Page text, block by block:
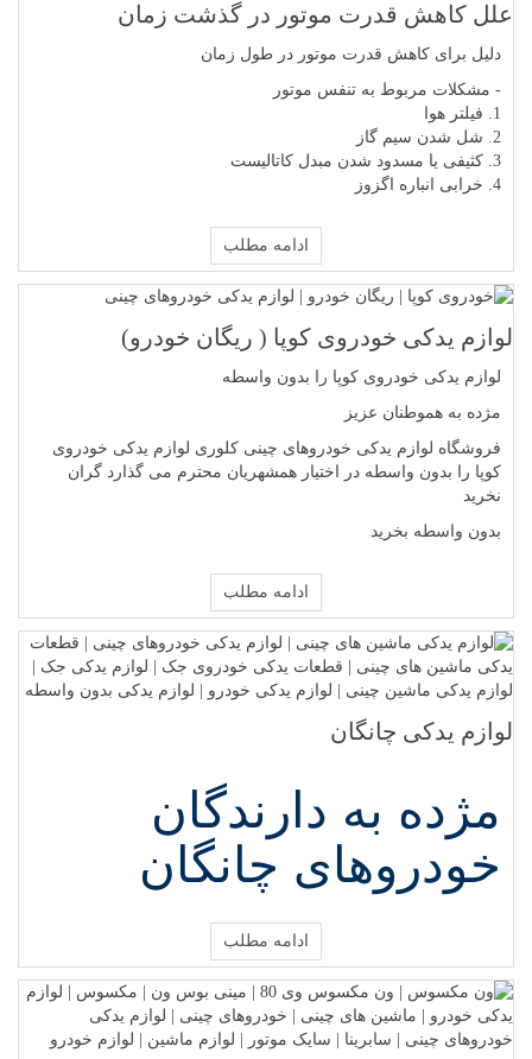
علل کاهش قدرت موتور در گذشت زمان
دلیل برای کاهش قدرت موتور در طول زمان
- مشکلات مربوط به تنفس موتور
1. فیلتر هوا
2. شل شدن سیم گاز
3. کثیفی یا مسدود شدن مبدل کاتالیست
4. خرابی انباره اگزوز
ادامه مطلب
لوازم یدکی خودروی کوپا ( ریگان خودرو)
لوازم یدکی خودروی کوپا را بدون واسطه
مژده به هموطنان عزیز
فروشگاه لوازم یدکی خودروهای چینی کلوری لوازم یدکی خودروی
کوپا را بدون واسطه در اختیار همشهریان محترم می گذارد گران
نخرید
بدون واسطه بخرید
ادامه مطلب
لوازم یدکی چانگان
مژده به دارندگان
خودروهای چانگان
ادامه مطلب